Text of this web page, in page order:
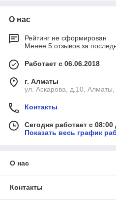
О нас
Рейтинг не сформирован
Менее 5 отзывов за
Работает с 06.06.2018
г. Алматы
ул. Аскарова, д.10, Алматы,
Контакты
Сегодня работает с 08:00
Показать весь график
О нас
Контакты